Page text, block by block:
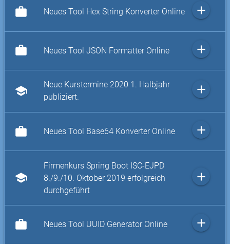
work Neues Tool Hex String Konverter Online add
work Neues Tool JSON Formatter Online add
school
Neue Kurstermine 2020 1. Halbjahr
publiziert.
add
work Neues Tool Base64 Konverter Online add
school
Firmenkurs Spring Boot ISC-EJPD
8./9./10. Oktober 2019 erfolgreich
durchgeführt
add
work Neues Tool UUID Generator Online add